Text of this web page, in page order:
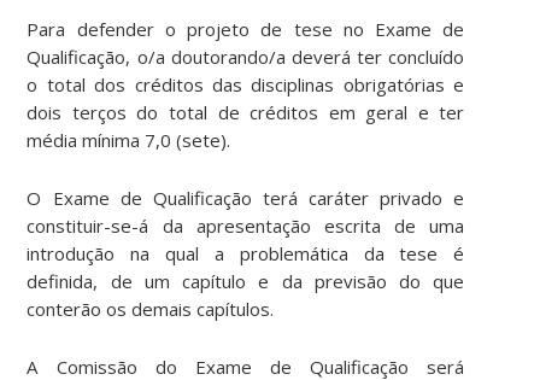
Para defender o projeto de tese no Exame de
Qualificação, o/a doutorando/a deverá ter concluído
o total dos créditos das disciplinas obrigatórias e
dois terços do total de créditos em geral e ter
média mínima 7,0 (sete).
O Exame de Qualificação terá caráter privado e
constituir-se-á da apresentação escrita de uma
introdução na qual a problemática da tese é
definida, de um capítulo e da previsão do que
conterão os demais capítulos.
A Comissão do Exame de Qualificação será